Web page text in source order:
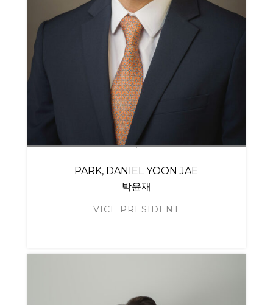
PARK, DANIEL YOON JAE
박윤재
VICE PRESIDENT